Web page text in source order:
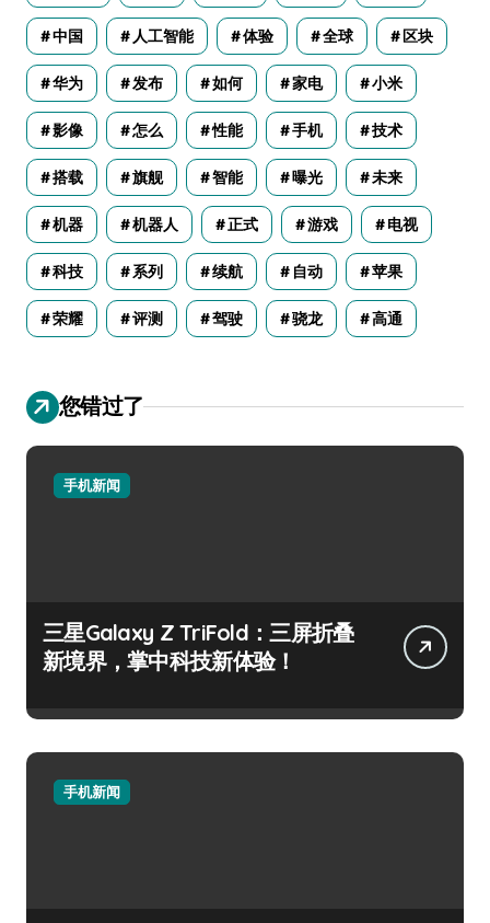
中国 人工智能 体验 全球 区块
华为 发布 如何 家电 小米
影像 怎么 性能 手机 技术
搭载 旗舰 智能 曝光 未来
机器 机器人 正式 游戏 电视
科技 系列 续航 自动 苹果
荣耀 评测 驾驶 骁龙 高通
您错过了
手机新闻
三星Galaxy Z TriFold：三屏折叠
新境界，掌中科技新体验！
手机新闻